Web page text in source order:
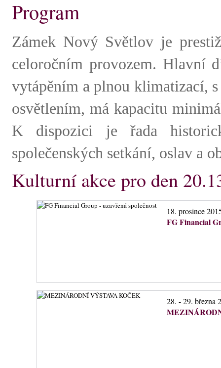
Program
Zámek Nový Světlov je
celoročním provozem. Hlavní
vytápěním a plnou klimatizací,
osvětlením, má kapacitu
K dispozici je řada
společenských setkání, oslav a
Kulturní akce pro den
18. prosince
FG Financial
28. - 29. března